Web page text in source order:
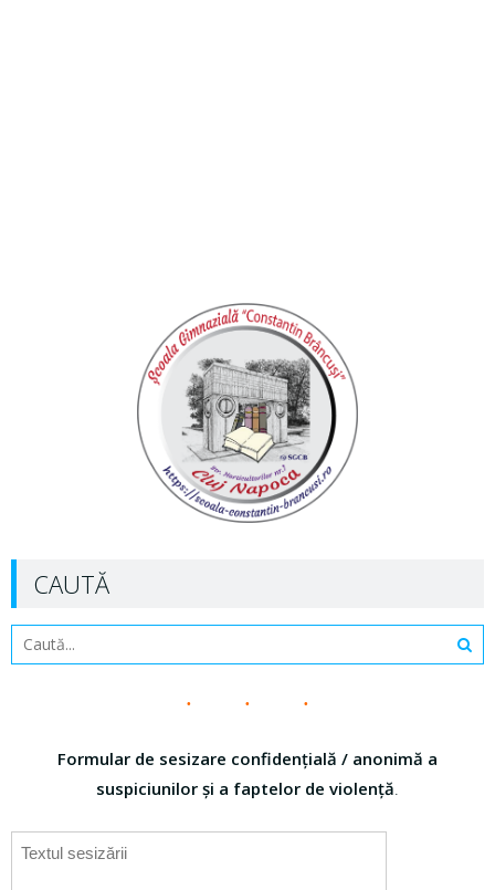
CAUTĂ
Formular de sesizare confidențială / anonimă a
suspiciunilor și a faptelor de violență